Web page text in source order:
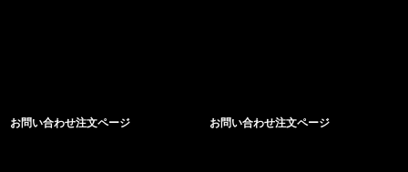
お問い合わせ注文ページ お問い合わせ注文ページ